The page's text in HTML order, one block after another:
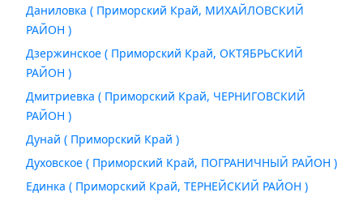
Даниловка ( Приморский Край, МИХАЙЛОВСКИЙ
РАЙОН )
Дзержинское ( Приморский Край, ОКТЯБРЬСКИЙ
РАЙОН )
Дмитриевка ( Приморский Край, ЧЕРНИГОВСКИЙ
РАЙОН )
Дунай ( Приморский Край )
Духовское ( Приморский Край, ПОГРАНИЧНЫЙ РАЙОН )
Единка ( Приморский Край, ТЕРНЕЙСКИЙ РАЙОН )